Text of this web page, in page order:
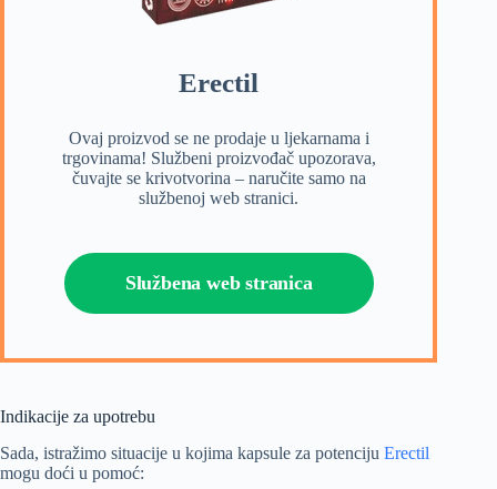
Erectil
Ovaj proizvod se ne prodaje u ljekarnama i
trgovinama! Službeni proizvođač upozorava,
čuvajte se krivotvorina – naručite samo na
službenoj web stranici.
Službena web stranica
Indikacije za upotrebu
Sada, istražimo situacije u kojima kapsule za potenciju Erectil
mogu doći u pomoć: